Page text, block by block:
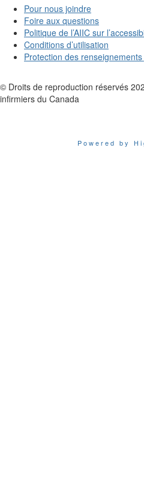
Pour nous joindre
Foire aux questions
Politique de l’AIIC sur
Conditions d’utilisation
Protection des
© Droits de reproduction réservés
infirmiers du Canada
Powered by